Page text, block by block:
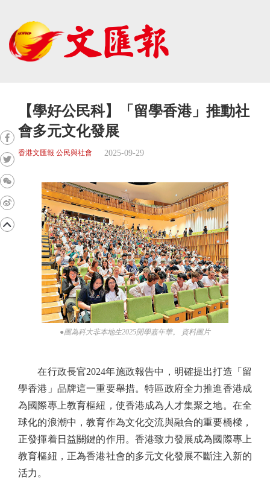
【學好公民科】「留學香港」推動社
會多元文化發展
香港文匯報 公民與社會 2025-09-29
●圖為科大非本地生2025開學嘉年華。 資料圖片
在行政長官2024年施政報告中，明確提出打造「留
學香港」品牌這一重要舉措。特區政府全力推進香港成
為國際專上教育樞紐，使香港成為人才集聚之地。在全
球化的浪潮中，教育作為文化交流與融合的重要橋樑，
正發揮着日益關鍵的作用。香港致力發展成為國際專上
教育樞紐，正為香港社會的多元文化發展不斷注入新的
活力。